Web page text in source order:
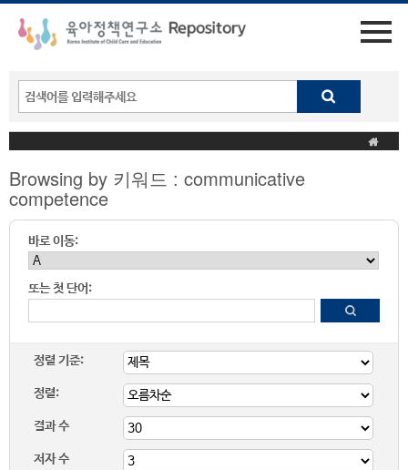
Browsing by 키워드 : communicative
competence
바로 이동:
또는 첫 단어:
정렬 기준:
정렬:
결과 수
저자 수